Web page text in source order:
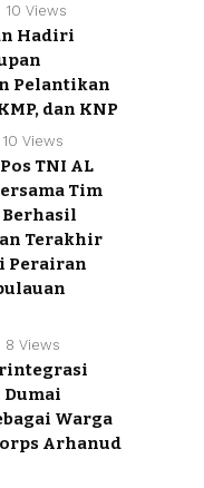
10 Views
Hadiri
Pelantikan
dan KNP
10 Views
TNI AL
Tim
Berhasil
Terakhir
Perairan
8 Views
Dumai
Warga
Arhanud